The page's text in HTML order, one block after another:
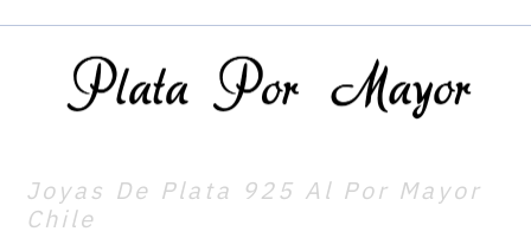
Joyas De Plata 925 Al Por Mayor
Chile